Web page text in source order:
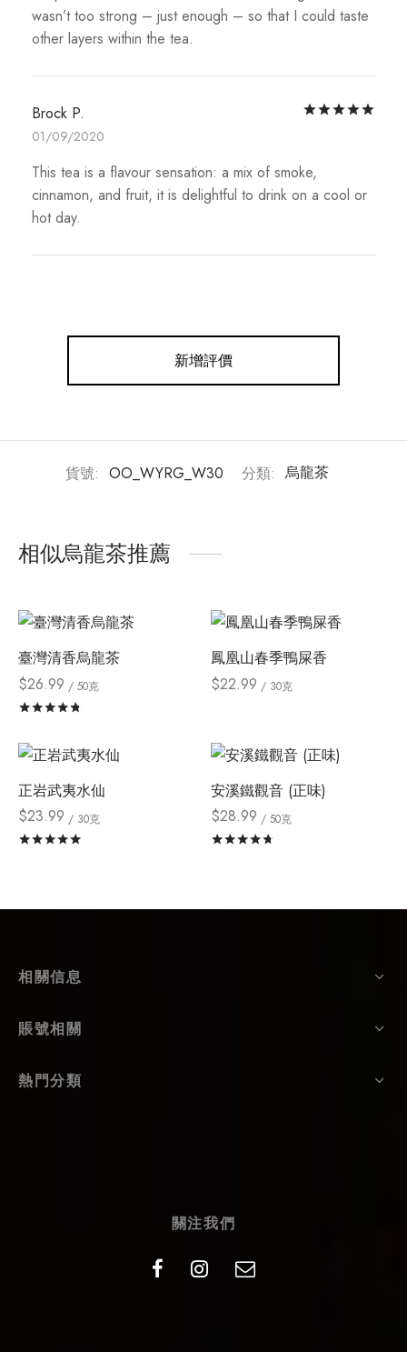
wasn’t too strong – just enough – so that I could taste
other layers within the tea.
Brock P.
01/09/2020
This tea is a flavour sensation: a mix of smoke,
cinnamon, and fruit, it is delightful to drink on a cool or
hot day.
新增評價
貨號: OO_WYRG_W30 分類: 烏龍茶
相似烏龍茶推薦
臺灣清香烏龍茶
$26.99 / 50克
鳳凰山春季鴨屎香
$22.99 / 30克
正岩武夷水仙
$23.99 / 30克
安溪鐵觀音 (正味)
$28.99 / 50克
相關信息
賬號相關
熱門分類
關注我們